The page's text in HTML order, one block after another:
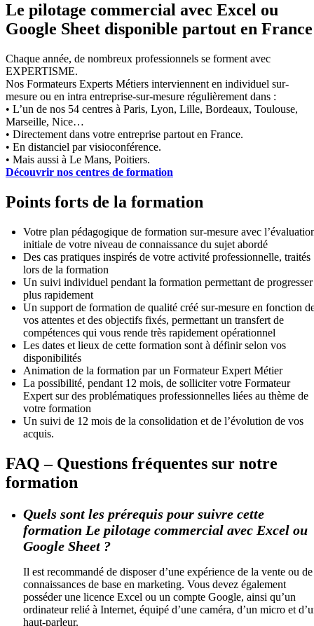
Le pilotage commercial avec Excel ou
Google Sheet disponible partout en France
Chaque année, de nombreux professionnels se forment avec
EXPERTISME.
Nos Formateurs Experts Métiers interviennent en individuel sur-
mesure ou en intra entreprise-sur-mesure régulièrement dans :
• L’un de nos 54 centres à Paris, Lyon, Lille, Bordeaux, Toulouse,
Marseille, Nice…
• Directement dans votre entreprise partout en France.
• En distanciel par visioconférence.
• Mais aussi à Le Mans, Poitiers.
Découvrir nos centres de formation
Points forts de la formation
Votre plan pédagogique de formation sur-mesure avec
initiale de votre niveau de connaissance du sujet abordé
Des cas pratiques inspirés de votre activité professionnelle, traités
lors de la formation
Un suivi individuel pendant la formation permettant de progresser
plus rapidement
Un support de formation de qualité créé sur-mesure en fonction
vos attentes et des objectifs fixés, permettant un transfert de
compétences qui vous rende très rapidement opérationnel
Les dates et lieux de cette formation sont à définir selon vos
disponibilités
Animation de la formation par un Formateur Expert Métier
La possibilité, pendant 12 mois, de solliciter votre Formateur
Expert sur des problématiques professionnelles liées au thème de
votre formation
Un suivi de 12 mois de la consolidation et de l’évolution de vos
acquis.
FAQ – Questions fréquentes sur notre
formation
Quels sont les prérequis pour suivre cette
formation Le pilotage commercial avec Excel ou
Google Sheet ?
Il est recommandé de disposer d’une expérience de la vente ou de
connaissances de base en marketing. Vous devez également
posséder une licence Excel ou un compte Google, ainsi qu’un
ordinateur relié à Internet, équipé d’une caméra, d’un micro et
haut-parleur.